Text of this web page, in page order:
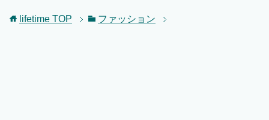
lifetime TOP ファッション